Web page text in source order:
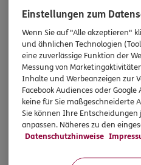
Passieren kann immer
für schlechte Laune
Mehr
Einstellungen zum
Wenn Sie auf "Alle akzeptieren"
und ähnlichen Technologien
eine zuverlässige Funktion der
Messung von
Inhalte und Werbeanzeigen zur
Facebook Audiences oder Google
keine für Sie maßgeschneiderte
Sie können Ihre
anpassen. Näheres zu den
Datenschutzhinweise